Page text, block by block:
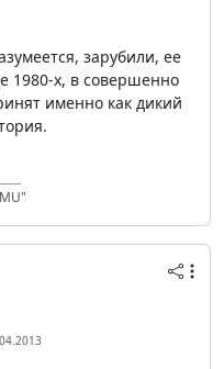
зарубили, ее
1980-х, в совершенно
именно как дикий